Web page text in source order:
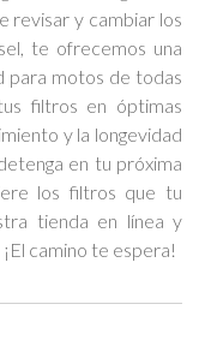
revisar y cambiar los
te ofrecemos una
para motos de todas
filtros en óptimas
y la longevidad
en tu próxima
los filtros que tu
tienda en línea y
camino te espera!